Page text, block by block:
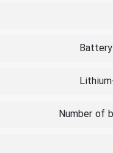
Number of